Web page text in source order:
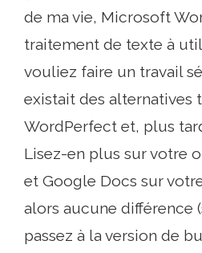
de ma vie, Microsoft
traitement de texte à
vouliez faire un travail
existait des alternatives
WordPerfect et, plus
Lisez-en plus sur votre
et Google Docs sur
alors aucune différence
passez à la version de